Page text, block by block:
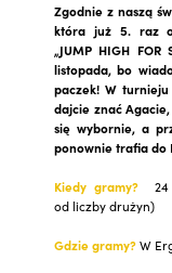
Zgodnie z naszą
która już 5. raz
„JUMP HIGH
listopada, bo
paczek! W
dajcie znać
się wybornie, a
ponownie trafia do
Kiedy gramy?
od liczby drużyn)
Gdzie gramy?W